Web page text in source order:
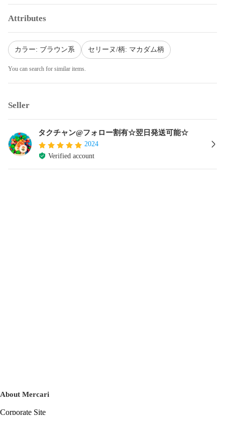
Attributes
カラー: ブラウン系 セリーヌ/柄: マカダム柄
You can search for similar items.
Seller
タクチャン@フォロー割有☆翌日発送可能☆
2024
Verified account
About Mercari
Corporate Site